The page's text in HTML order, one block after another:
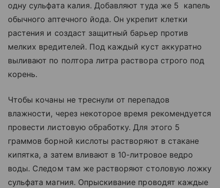
одну сульфата калия. Добавляют туда же 5 капель
обычного аптечного йода. Он укрепит клетки
растения и создаст защитный барьер против
мелких вредителей. Под каждый куст аккуратно
выливают по полтора литра раствора строго под
корень.
Чтобы кочаны не треснули от перепадов
влажности, через некоторое время рекомендуется
провести листовую обработку. Для этого 5
граммов борной кислоты растворяют в стакане
кипятка, а затем вливают в 10-литровое ведро
воды. Следом там же растворяют столовую ложку
сульфата магния. Опрыскивание проводят каждые